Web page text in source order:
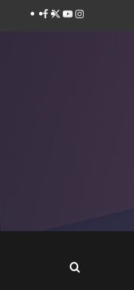
Facebook
Twitter
Youtube
Instagram